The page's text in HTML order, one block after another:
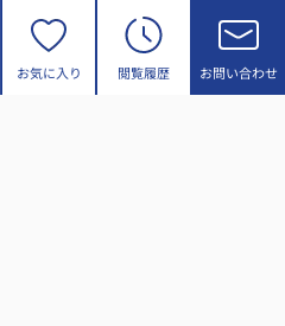
お気に入り 閲覧履歴 お問い合わせ